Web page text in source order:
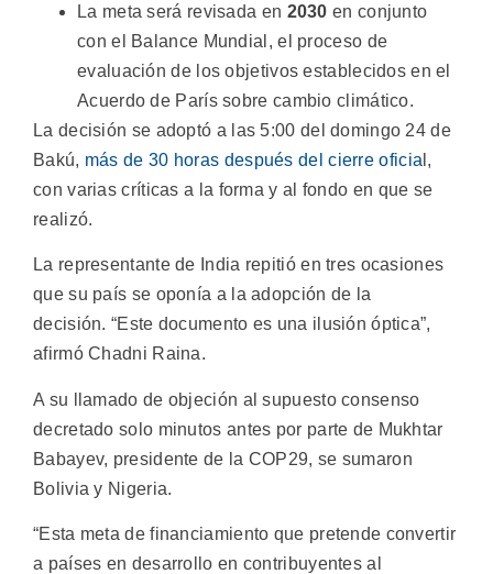
La meta será revisada en 2030 en conjunto
con el Balance Mundial, el proceso de
evaluación de los objetivos establecidos en el
Acuerdo de París sobre cambio climático.
La decisión se adoptó a las 5:00 del domingo 24 de
Bakú, más de 30 horas después del cierre oficia l,
con varias críticas a la forma y al fondo en que se
realizó.
La representante de India repitió en tres ocasiones
que su país se oponía a la adopción de la
decisión. “Este documento es una ilusión óptica”,
afirmó Chadni Raina.
A su llamado de objeción al supuesto consenso
decretado solo minutos antes por parte de Mukhtar
Babayev, presidente de la COP29, se sumaron
Bolivia y Nigeria.
“Esta meta de financiamiento que pretende convertir
a países en desarrollo en contribuyentes al